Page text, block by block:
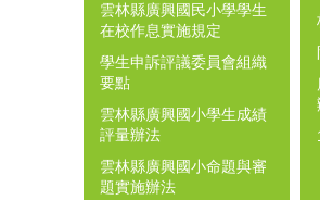
雲林縣廣興國民小學學生
在校作息實施規定
學生申訴評議委員會組織
要點
雲林縣廣興國小學生成績
評量辦法
雲林縣廣興國小命題與審
題實施辦法